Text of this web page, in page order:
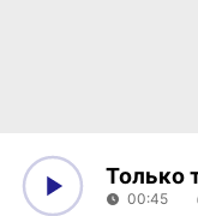
Только
00:45